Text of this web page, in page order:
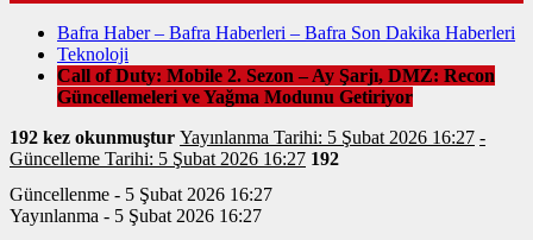
Bafra Haber – Bafra Haberleri – Bafra Son Dakika Haberleri
Teknoloji
Call of Duty: Mobile 2. Sezon – Ay Şarjı, DMZ: Recon
Güncellemeleri ve Yağma Modunu Getiriyor
192 kez okunmuştur Yayınlanma Tarihi: 5 Şubat 2026 16:27 -
Güncelleme Tarihi: 5 Şubat 2026 16:27 192
Güncellenme - 5 Şubat 2026 16:27
Yayınlanma - 5 Şubat 2026 16:27